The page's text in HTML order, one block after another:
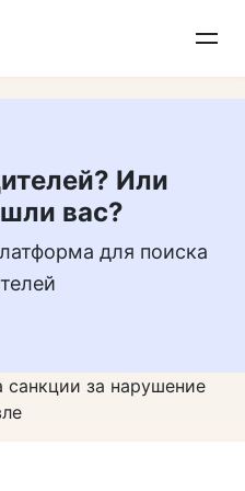
на нас в MAX
Или
вас?
для поиска
санкции за нарушение